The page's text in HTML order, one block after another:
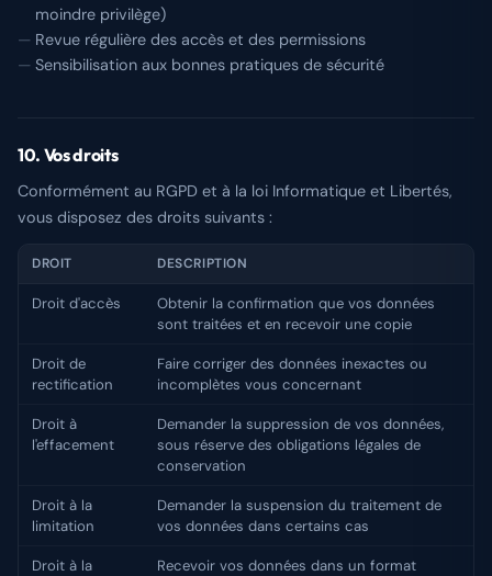
moindre privilège)
Revue régulière des accès et des permissions
Sensibilisation aux bonnes pratiques de sécurité
10. Vos droits
Conformément au RGPD et à la loi Informatique et Libertés,
vous disposez des droits suivants :
DROIT DESCRIPTION
Droit d'accès
Obtenir la confirmation que vos données
sont traitées et en recevoir une copie
Droit de
rectification
Faire corriger des données inexactes ou
incomplètes vous concernant
Droit à
l'effacement
Demander la suppression de vos données,
sous réserve des obligations légales de
conservation
Droit à la
limitation
Demander la suspension du traitement de
vos données dans certains cas
Droit à la
Recevoir vos données dans un format